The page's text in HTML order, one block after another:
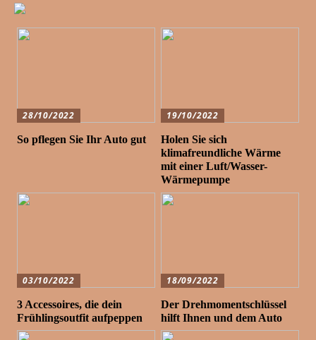
28/10/2022
So pflegen Sie Ihr Auto gut
19/10/2022
Holen Sie sich
klimafreundliche Wärme
mit einer Luft/Wasser-
Wärmepumpe
03/10/2022
3 Accessoires, die dein
Frühlingsoutfit aufpeppen
18/09/2022
Der Drehmomentschlüssel
hilft Ihnen und dem Auto